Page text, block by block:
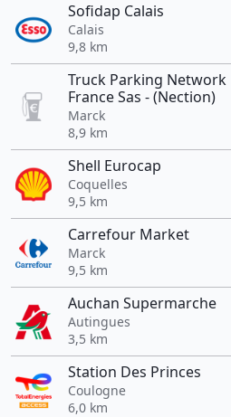
Sofidap Calais
Calais
9,8 km
Truck Parking Network
France Sas - (Nection)
Marck
8,9 km
Shell Eurocap
Coquelles
9,5 km
Carrefour Market
Marck
9,5 km
Auchan Supermarche
Autingues
3,5 km
Station Des Princes
Coulogne
6,0 km